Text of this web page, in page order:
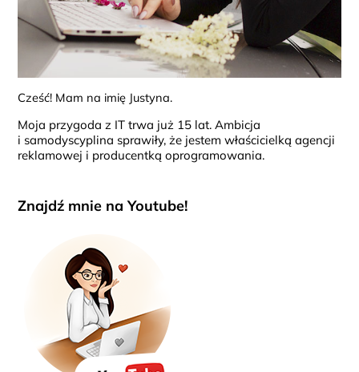
Cześć! Mam na imię Justyna.
Moja przygoda z IT trwa już 15 lat. Ambicja
i samodyscyplina sprawiły, że jestem właścicielką agencji
reklamowej i producentką oprogramowania.
Znajdź mnie na Youtube!